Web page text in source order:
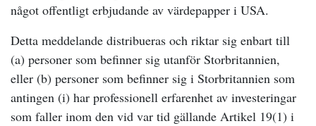
något offentligt erbjudande av värdepapper i USA.
Detta meddelande distribueras och riktar sig enbart till
(a) personer som befinner sig utanför Storbritannien,
eller (b) personer som befinner sig i Storbritannien som
antingen (i) har professionell erfarenhet av investeringar
som faller inom den vid var tid gällande Artikel 19(1) i